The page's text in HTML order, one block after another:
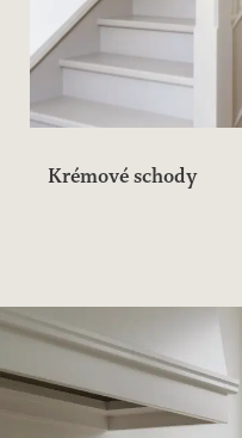
Krémové schody